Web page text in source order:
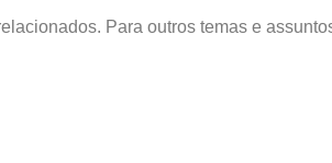
Para outros temas e